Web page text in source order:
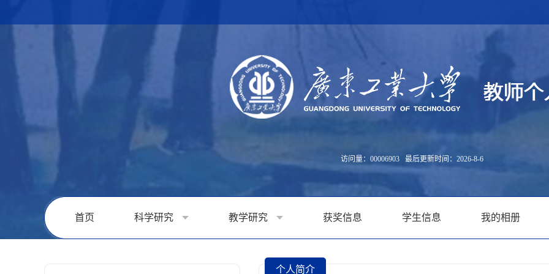
访问量： 00006903 最后更新时间： 2026-8-6
首页 科学研究 教学研究 获奖信息 学生信息 我的相册
个人简介